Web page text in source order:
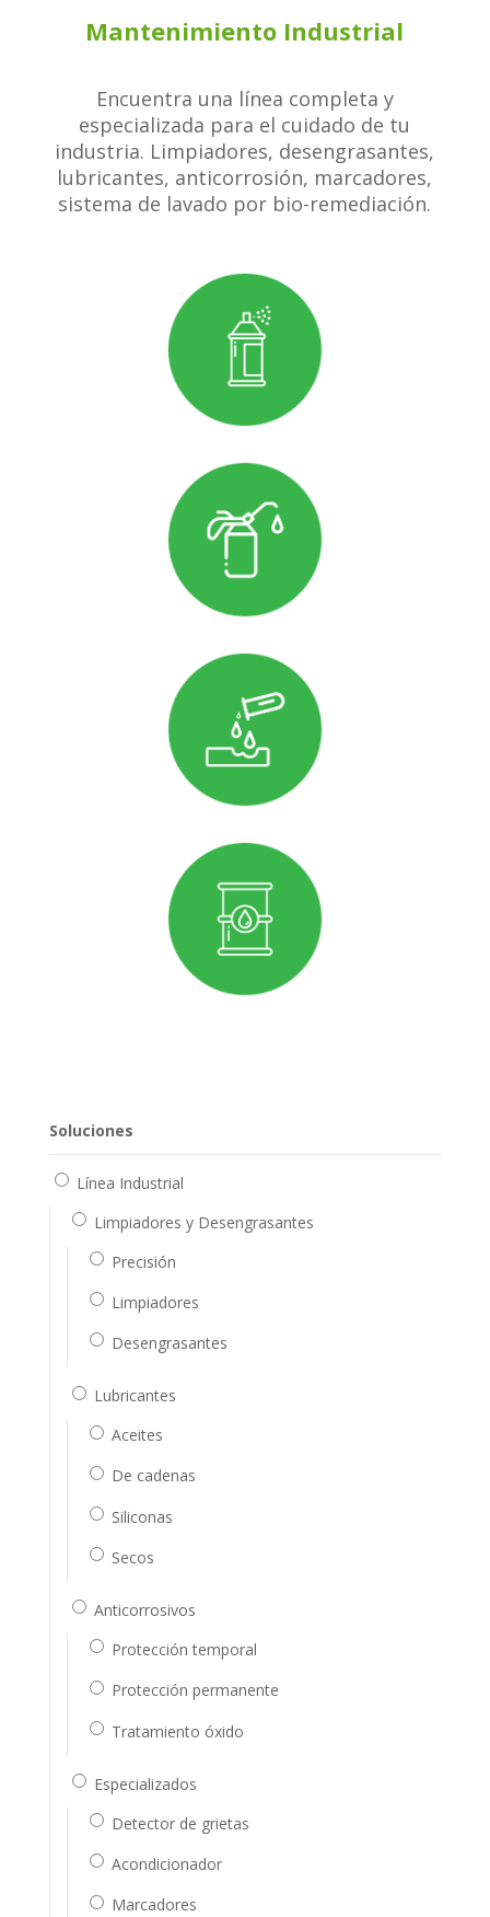
Mantenimiento Industrial
Encuentra una línea completa y
especializada para el cuidado de tu
industria. Limpiadores, desengrasantes,
lubricantes, anticorrosión, marcadores,
sistema de lavado por bio-remediación.
Soluciones
Línea Industrial
Limpiadores y Desengrasantes
Precisión
Limpiadores
Desengrasantes
Lubricantes
Aceites
De cadenas
Siliconas
Secos
Anticorrosivos
Protección temporal
Protección permanente
Tratamiento óxido
Especializados
Detector de grietas
Acondicionador
Marcadores